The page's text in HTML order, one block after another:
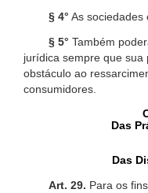
§ 4° As sociedades
§ 5° Também
jurídica sempre que sua
obstáculo ao
consumidores.
Das
Das
Art. 29. Para os